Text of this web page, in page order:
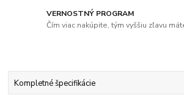
VERNOSTNÝ PROGRAM
Čím viac nakúpite, tým vyššiu zľavu
Kompletné špecifikácie